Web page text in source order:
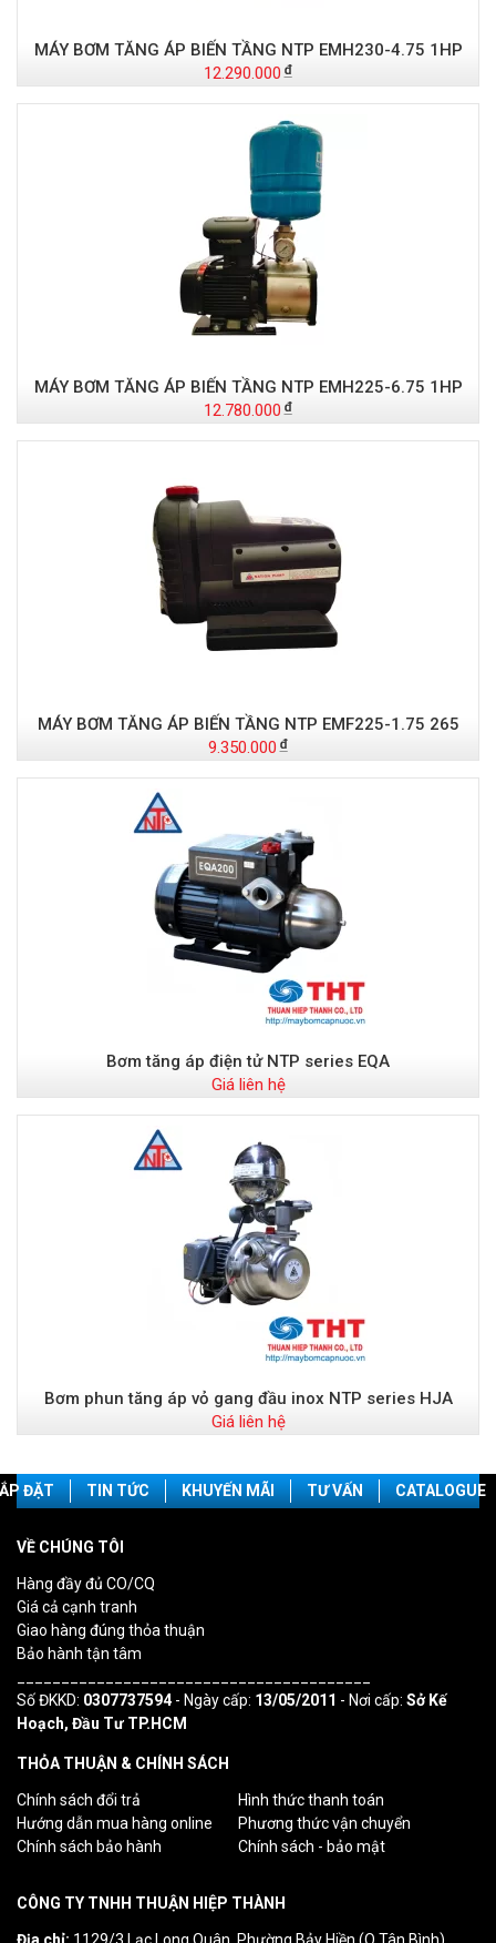
MÁY BƠM TĂNG ÁP BIẾN TẦNG NTP EMH230-4.75 1HP
12.290.000
MÁY BƠM TĂNG ÁP BIẾN TẦNG NTP EMH225-6.75 1HP
12.780.000
MÁY BƠM TĂNG ÁP BIẾN TẦNG NTP EMF225-1.75 265
9.350.000
Bơm tăng áp điện tử NTP series EQA
Giá liên hệ
Bơm phun tăng áp vỏ gang đầu inox NTP series HJA
Giá liên hệ
ĐẶT TIN TỨC KHUYẾN MÃI TƯ VẤN CATALOGUE
VỀ CHÚNG TÔI
Hàng đầy đủ CO/CQ
Giá cả cạnh tranh
Giao hàng đúng thỏa thuận
Bảo hành tận tâm
Số ĐKKD: 0307737594- Ngày cấp: 13/05/2011 - Nơi cấp: Sở Kế
Hoạch, Đầu Tư TP.HCM
THỎA THUẬN & CHÍNH SÁCH
Chính sách đổi trả
Hình thức thanh toán
Hướng dẫn mua hàng online
Phương thức vận chuyển
Chính sách bảo hành
Chính sách - bảo mật
CÔNG TY TNHH THUẬN HIỆP THÀNH